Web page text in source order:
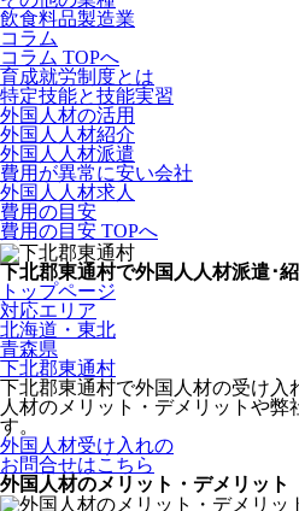
飲食料品製造業
コラム
コラム TOPへ
育成就労制度とは
特定技能と技能実習
外国人材の活用
外国人人材紹介
外国人人材派遣
費用が異常に安い会社
外国人人材求人
費用の目安
費用の目安 TOPへ
下北郡東通村で外国人人材派遣･
トップページ
対応エリア
北海道・東北
青森県
下北郡東通村
下北郡東通村で外国人材の受け入
人材のメリット・デメリットや弊
す。
外国人材受け入れの
お問合せはこちら
外国人材のメリット・デメリット